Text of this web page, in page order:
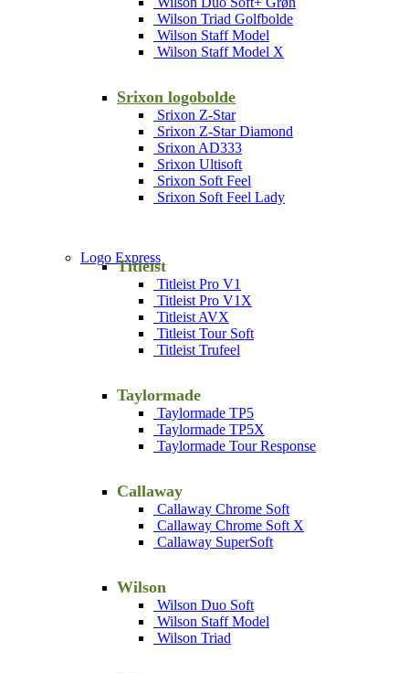
Wilson Triad Golfbolde
Wilson Staff Model
Wilson Staff Model X
Srixon logobolde
Srixon Z-Star
Srixon Z-Star Diamond
Srixon AD333
Srixon Ultisoft
Srixon Soft Feel
Srixon Soft Feel Lady
Logo Express
Titleist
Titleist Pro V1
Titleist Pro V1X
Titleist AVX
Titleist Tour Soft
Titleist Trufeel
Taylormade
Taylormade TP5
Taylormade TP5X
Taylormade Tour Response
Callaway
Callaway Chrome Soft
Callaway Chrome Soft X
Callaway SuperSoft
Wilson
Wilson Duo Soft
Wilson Staff Model
Wilson Triad